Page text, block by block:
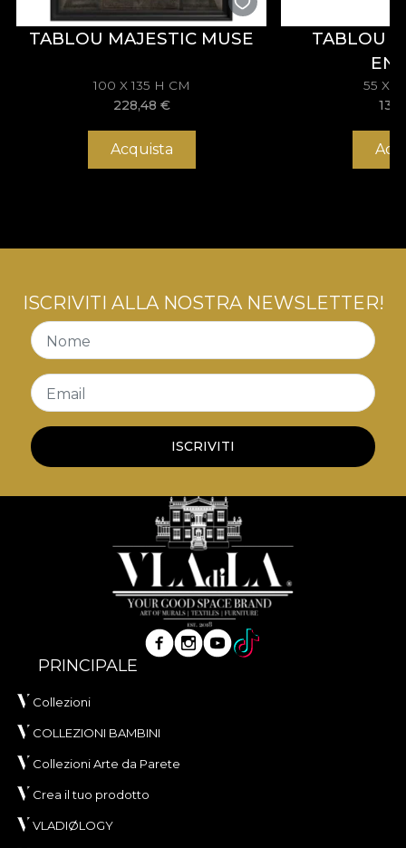
TABLOU MAJESTIC MUSE
100 X 135 H CM
228,48 €
Acquista
TABLOU
55 X
ISCRIVITI ALLA NOSTRA NEWSLETTER!
Nome
Email
ISCRIVITI
PRINCIPALE
Collezioni
COLLEZIONI BAMBINI
Collezioni Arte da Parete
Crea il tuo prodotto
VLADIØLOGY